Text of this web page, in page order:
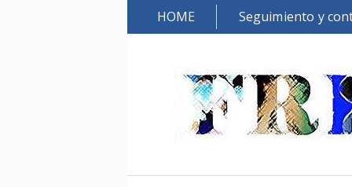
HOME Seguimiento y